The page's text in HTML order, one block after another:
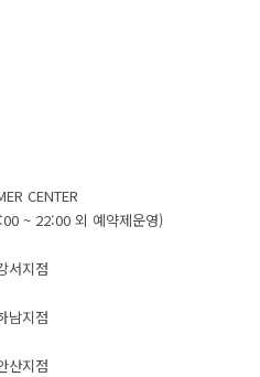
CENTER
~ 22:00 외 예약제운영)
서지점
남지점
산지점